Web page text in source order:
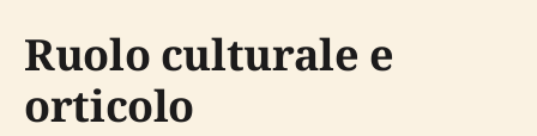
Ruolo culturale e
orticolo